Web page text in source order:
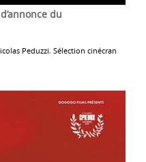
du
Peduzzi, Sélection cinécran